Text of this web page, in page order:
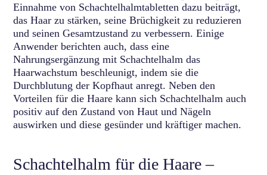
Einnahme von Schachtelhalmtabletten dazu beiträgt,
das Haar zu stärken, seine Brüchigkeit zu reduzieren
und seinen Gesamtzustand zu verbessern. Einige
Anwender berichten auch, dass eine
Nahrungsergänzung mit Schachtelhalm das
Haarwachstum beschleunigt, indem sie die
Durchblutung der Kopfhaut anregt. Neben den
Vorteilen für die Haare kann sich Schachtelhalm auch
positiv auf den Zustand von Haut und Nägeln
auswirken und diese gesünder und kräftiger machen.
Schachtelhalm für die Haare –